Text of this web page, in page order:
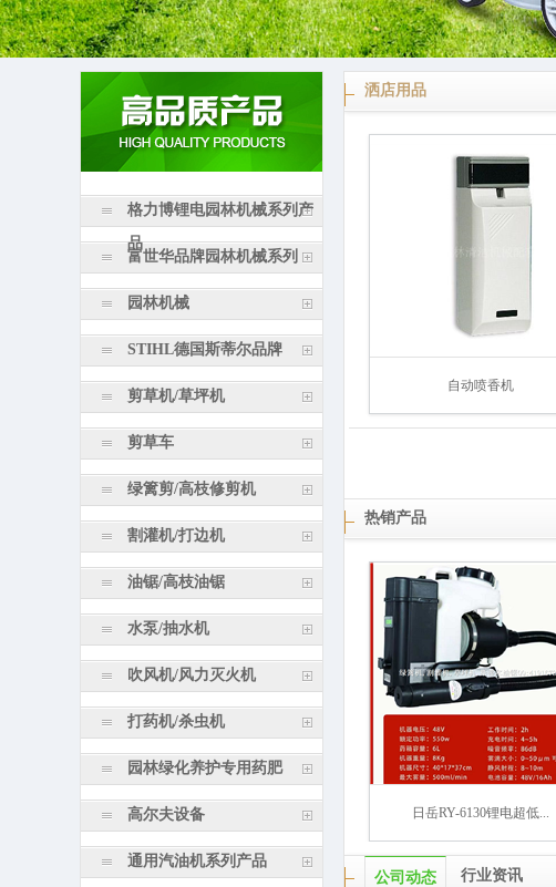
格力博锂电园林机械系列产
品
富世华品牌园林机械系列
园林机械
STIHL德国斯蒂尔品牌
剪草机/草坪机
剪草车
绿篱剪/高枝修剪机
割灌机/打边机
油锯/高枝油锯
水泵/抽水机
吹风机/风力灭火机
打药机/杀虫机
园林绿化养护专用药肥
高尔夫设备
通用汽油机系列产品
洒店用品
自动喷香机
热销产品
日岳RY-6130锂电超低...
公司动态 行业资讯